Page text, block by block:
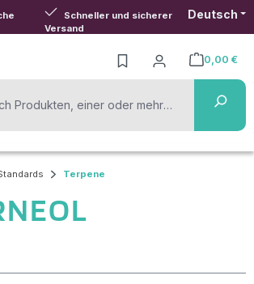
Schneller und sicherer
Versand
Deutsch
0,00 €
Warenkorb
Terpene